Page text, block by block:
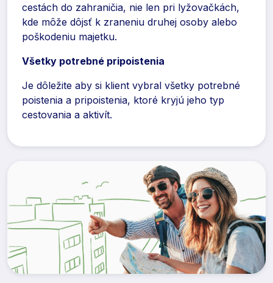
cestách do zahraničia, nie len pri lyžovačkách,
kde môže dôjsť k zraneniu druhej osoby alebo
poškodeniu majetku.
Všetky potrebné pripoistenia
Je dôležite aby si klient vybral všetky potrebné
poistenia a pripoistenia, ktoré kryjú jeho typ
cestovania a aktivít.